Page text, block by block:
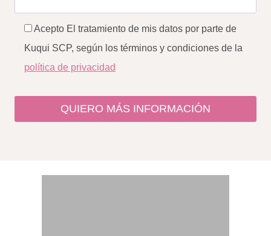
Acepto El tratamiento de mis datos por parte de
Kuqui SCP, según los términos y condiciones de la
política de privacidad